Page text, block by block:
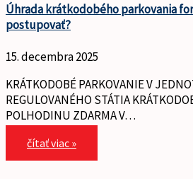
Úhrada krátkodobého parkovania
postupovať?
15. decembra 2025
KRÁTKODOBÉ PARKOVANIE V
REGULOVANÉHO STÁTIA
POLHODINU ZDARMA V…
čítať viac »